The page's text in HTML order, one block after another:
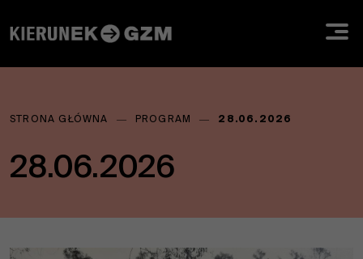
tutaj:
STRONA GŁÓWNA ― PROGRAM ― 28.06.2026
28.06.2026